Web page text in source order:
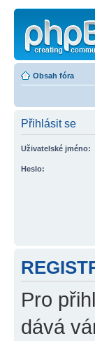
Obsah fóra
Přihlásit se
Uživatelské jméno:
Heslo:
Pro
dává